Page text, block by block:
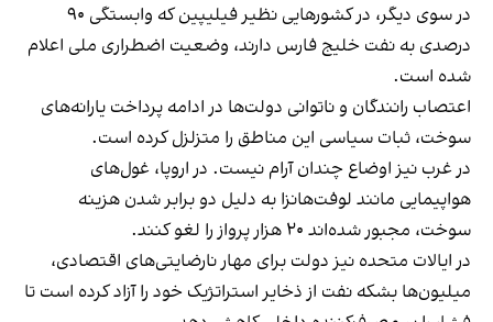
در سوی دیگر، در کشورهایی نظیر فیلیپین که وابستگی ۹۰
درصدی به نفت خلیج فارس دارند، وضعیت اضطراری ملی اعلام
شده است.
اعتصاب رانندگان و ناتوانی دولت‌ها در ادامه پرداخت یارانه‌های
سوخت، ثبات سیاسی این مناطق را متزلزل کرده است.
در غرب نیز اوضاع چندان آرام نیست. در اروپا، غول‌های
هواپیمایی مانند لوفت‌هانزا به دلیل دو برابر شدن هزینه
سوخت، مجبور شده‌اند ۲۰ هزار پرواز را لغو کنند.
در ایالات متحده نیز دولت برای مهار نارضایتی‌های اقتصادی،
میلیون‌ها بشکه نفت از ذخایر استراتژیک خود را آزاد کرده است تا